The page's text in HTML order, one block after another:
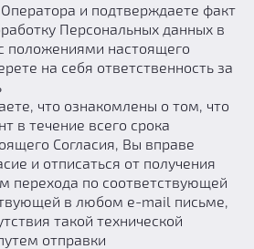
и подтверждаете факт
Персональных данных в
положениями настоящего
на себя ответственность за
что ознакомлены о том, что
в течение всего срока
Согласия, Вы вправе
и отписаться от получения
перехода по соответствующей
в любом e-mail письме,
такой технической
отправки